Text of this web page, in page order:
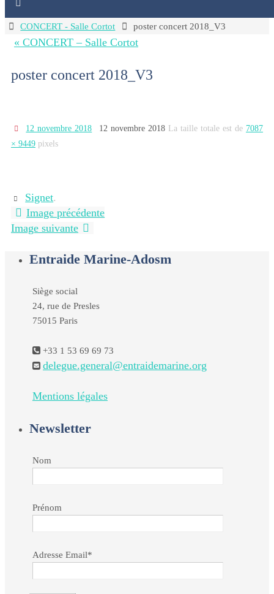
HomeCONCERT - Salle Cortot poster concert 2018_V3
« CONCERT – Salle Cortot
poster concert 2018_V3
12 novembre 2018 12 novembre 2018 La taille totale est de 7087
× 9449 pixels
Signet.
Image précédente
Image suivante
Entraide Marine-Adosm
Siège social
24, rue de Presles
75015 Paris
+33 1 53 69 69 73
delegue.general@entraidemarine.org
Mentions légales
Newsletter
Nom
Prénom
Adresse Email*